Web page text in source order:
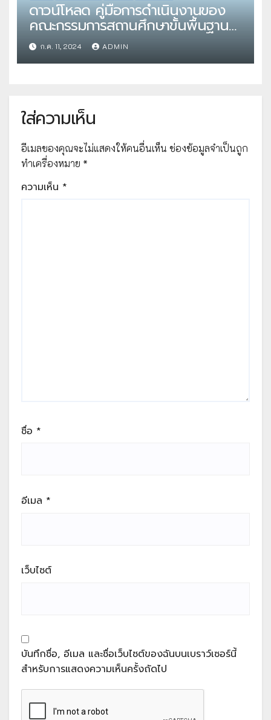
ดาวน์โหลด คู่มือการดำเนินงานของ
คณะกรรมการสถานศึกษาขั้นพื้นฐาน
สังกัดสำนักงานคณะกรรมการการ
ศึกษาขั้นพื้นฐาน โดย สำนักติดตาม
และประเมินผลการจัดการศึกษาขั้นพื้น
ก.ค. 11, 2024 ADMIN
ใส่ความเห็น
อีเมลของคุณจะไม่แสดงให้คนอื่นเห็น ช่องข้อมูลจำเป็นถูก
ทำเครื่องหมาย *
ความเห็น *
ชื่อ *
อีเมล *
เว็บไซต์
บันทึกชื่อ, อีเมล และชื่อเว็บไซต์ของฉันบนเบราว์เซอร์นี้
สำหรับการแสดงความเห็นครั้งถัดไป